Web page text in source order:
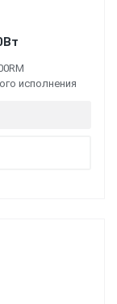
исполнения